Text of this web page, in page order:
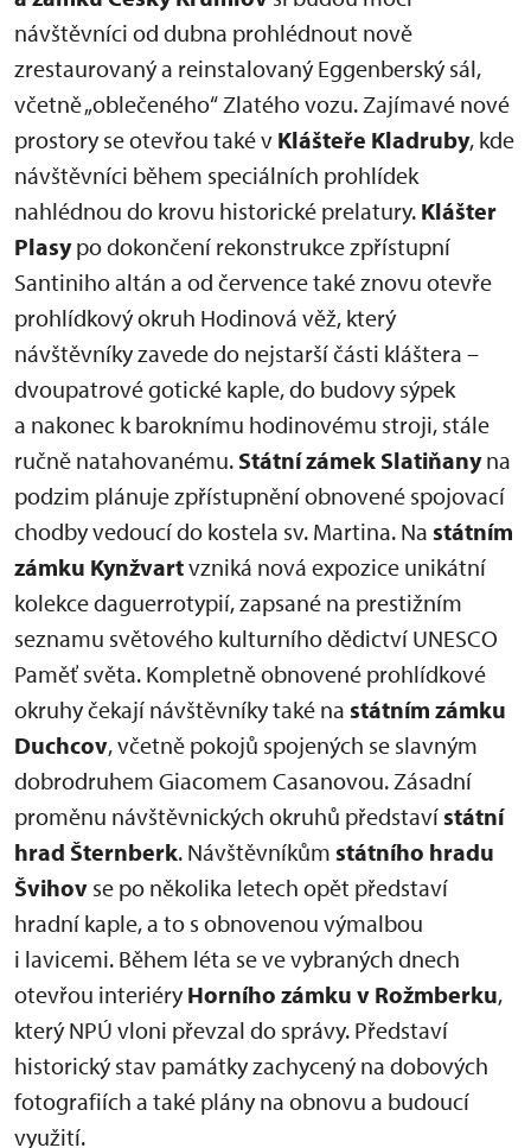
návštěvníci od dubna prohlédnout nově
zrestaurovaný a reinstalovaný Eggenberský sál,
včetně „oblečeného“ Zlatého vozu. Zajímavé nové
prostory se otevřou také v Klášteře Kladruby, kde
návštěvníci během speciálních prohlídek
nahlédnou do krovu historické prelatury. Klášter
Plasypo dokončení rekonstrukce zpřístupní
Santiniho altán a od července také znovu otevře
prohlídkový okruh Hodinová věž, který
návštěvníky zavede do nejstarší části kláštera –
dvoupatrové gotické kaple, do budovy sýpek
a nakonec k baroknímu hodinovému stroji, stále
ručně natahovanému. Státní zámek Slatiňanyna
podzim plánuje zpřístupnění obnovené spojovací
chodby vedoucí do kostela sv. Martina. Na státním
zámku Kynžvartvzniká nová expozice unikátní
kolekce daguerrotypií, zapsané na prestižním
seznamu světového kulturního dědictví UNESCO
Paměť světa. Kompletně obnovené prohlídkové
okruhy čekají návštěvníky také na státním zámku
Duchcov, včetně pokojů spojených se slavným
dobrodruhem Giacomem Casanovou. Zásadní
proměnu návštěvnických okruhů představístátní
hrad Šternberk. Návštěvníkům státního hradu
Švihov se po několika letech opět představí
hradní kaple, a to s obnovenou výmalbou
i lavicemi. Během léta se ve vybraných dnech
otevřou interiéry Horního zámku v Rožmberku,
který NPÚ vloni převzal do správy. Představí
historický stav památky zachycený na dobových
fotografiích a také plány na obnovu a budoucí
využití.